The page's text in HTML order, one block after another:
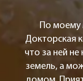
По моему
Докторская
что за ней
земель, а